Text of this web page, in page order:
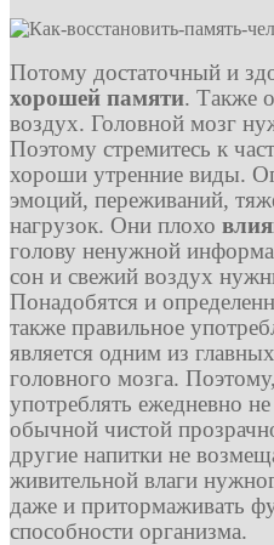
Потому достаточный и
хорошей памяти. Также
воздух. Головной мозг
Поэтому стремитесь к
хороши утренние виды.
эмоций, переживаний,
нагрузок. Они плохо
голову ненужной
сон и свежий воздух
Понадобятся и
также правильное
является одним из
головного мозга.
употреблять ежедневно
обычной чистой
другие напитки не
живительной влаги
даже и притормаживать
способности организма.